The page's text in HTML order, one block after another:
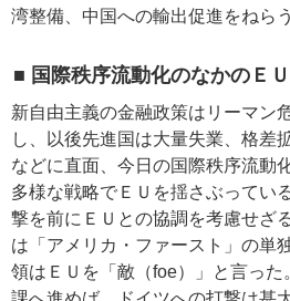
湾整備、中国への輸出促進をねらう
■ 国際秩序流動化のなかのＥ
新自由主義の金融政策はリーマン
し、以後先進国は大量失業、格差
などに直面、今日の国際秩序流動
多様な戦略でＥＵを揺さぶってい
撃を前にＥＵとの協調を考慮せざ
は「アメリカ・ファースト」の単
領はＥＵを「敵（foe）」と言っ